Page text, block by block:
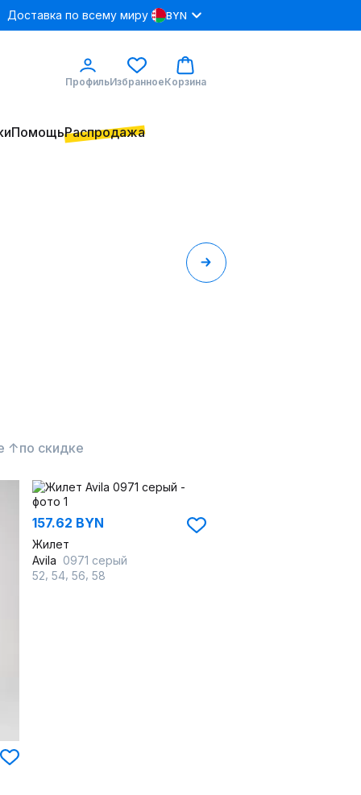
Доставка по всему миру BYN
ПрофильИзбранноеКорзина
ПомощьРаспродажа
↑по скидке
157.62 BYN
Жилет
Avila 0971 серый
52 54 56 58